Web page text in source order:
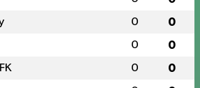
0 0
0 0
0 0